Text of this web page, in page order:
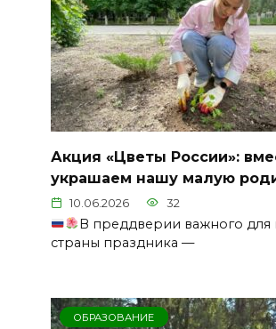
Акция «Цветы России»:
украшаем нашу малую
10.06.2026 32
В преддверии важного для
страны праздника —
ОБРАЗОВАНИЕ